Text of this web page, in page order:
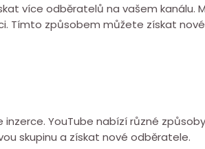
více odběratelů na vašem kanálu.
Tímto způsobem můžete získat
YouTube nabízí různé
skupinu a získat nové odběratele.